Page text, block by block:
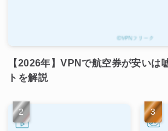
【2026年】VPNで航空券が安いは
トを解説